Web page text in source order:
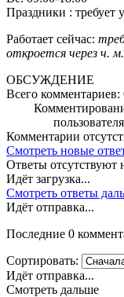
Праздники : требует
Работает сейчас:
откроется через ч. м.
ОБСУЖДЕНИЕ
Всего комментариев:
Комментарии
Смотреть новые
Ответы
Идёт загрузка...
Смотреть ответы
Идёт отправка...
Последние 0
Сортировать:
Идёт отправка...
Смотреть дальше